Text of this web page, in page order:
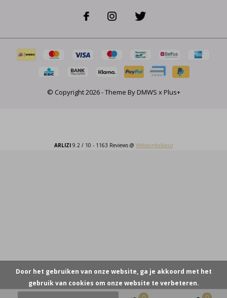
© Copyright2026- Theme ByDMWS xPlus+
ARLIZI9.2/ 10 - 1163 Reviews @ Webwinkelkeur
Door het gebruiken van onze website, ga je akkoord met het
gebruik van cookies om onze website te verbeteren.